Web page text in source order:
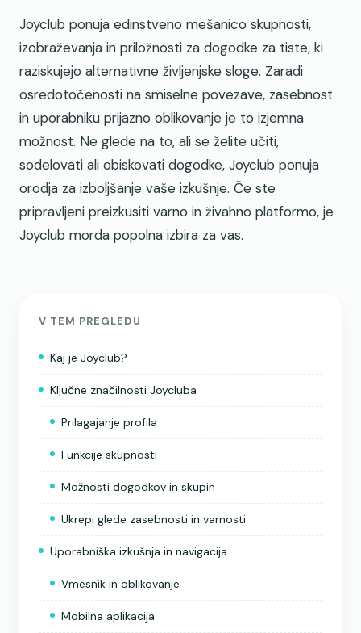
Joyclub ponuja edinstveno mešanico skupnosti,
izobraževanja in priložnosti za dogodke za tiste, ki
raziskujejo alternativne življenjske sloge. Zaradi
osredotočenosti na smiselne povezave, zasebnost
in uporabniku prijazno oblikovanje je to izjemna
možnost. Ne glede na to, ali se želite učiti,
sodelovati ali obiskovati dogodke, Joyclub ponuja
orodja za izboljšanje vaše izkušnje. Če ste
pripravljeni preizkusiti varno in živahno platformo, je
Joyclub morda popolna izbira za vas.
V TEM PREGLEDU
Kaj je Joyclub?
Ključne značilnosti Joycluba
Prilagajanje profila
Funkcije skupnosti
Možnosti dogodkov in skupin
Ukrepi glede zasebnosti in varnosti
Uporabniška izkušnja in navigacija
Vmesnik in oblikovanje
Mobilna aplikacija